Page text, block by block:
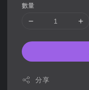
數量
分享